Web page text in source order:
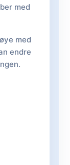
med
med
endre